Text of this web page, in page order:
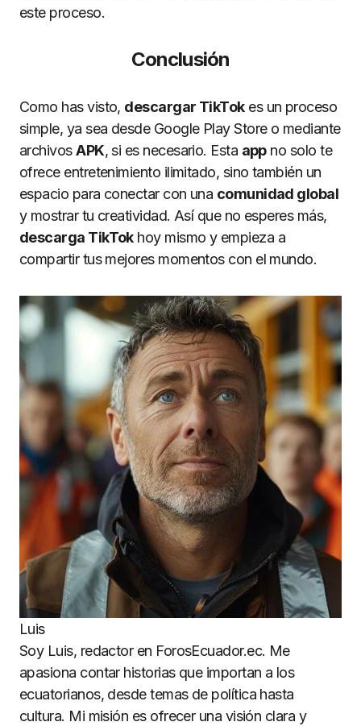
este proceso.
Conclusión
Como has visto, descargar TikTokes un proceso
simple, ya sea desde Google Play Store o mediante
archivosAPK, si es necesario. Esta appno solo te
ofrece entretenimiento ilimitado, sino también un
espacio para conectar con una comunidad global
y mostrar tu creatividad. Así que no esperes más,
descarga TikTokhoy mismo y empieza a
compartir tus mejores momentos con el mundo.
Luis
Soy Luis, redactor en ForosEcuador.ec. Me
apasiona contar historias que importan a los
ecuatorianos, desde temas de política hasta
cultura. Mi misión es ofrecer una visión clara y